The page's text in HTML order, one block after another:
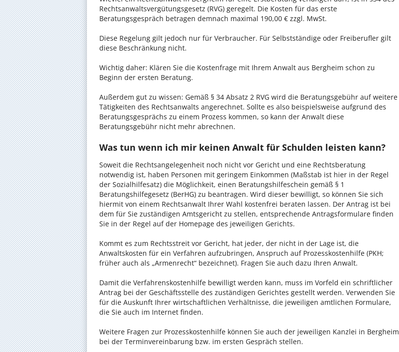
Rechtsanwaltsvergütungsgesetz (RVG) geregelt. Die Kosten für das erste
Beratungsgespräch betragen demnach maximal 190,00 € zzgl. MwSt.
Diese Regelung gilt jedoch nur für Verbraucher. Für Selbstständige oder Freiberufler gilt
diese Beschränkung nicht.
Wichtig daher: Klären Sie die Kostenfrage mit Ihrem Anwalt aus Bergheim schon zu
Beginn der ersten Beratung.
Außerdem gut zu wissen: Gemäß § 34 Absatz 2 RVG wird die Beratungsgebühr auf weitere
Tätigkeiten des Rechtsanwalts angerechnet. Sollte es also beispielsweise aufgrund des
Beratungsgesprächs zu einem Prozess kommen, so kann der Anwalt diese
Beratungsgebühr nicht mehr abrechnen.
Was tun wenn ich mir keinen Anwalt für Schulden leisten kann?
Soweit die Rechtsangelegenheit noch nicht vor Gericht und eine Rechtsberatung
notwendig ist, haben Personen mit geringem Einkommen (Maßstab ist hier in der Regel
der Sozialhilfesatz) die Möglichkeit, einen Beratungshilfeschein gemäß § 1
Beratungshilfegesetz (BerHG) zu beantragen. Wird dieser bewilligt, so können Sie sich
hiermit von einem Rechtsanwalt Ihrer Wahl kostenfrei beraten lassen. Der Antrag ist bei
dem für Sie zuständigen Amtsgericht zu stellen, entsprechende Antragsformulare finden
Sie in der Regel auf der Homepage des jeweiligen Gerichts.
Kommt es zum Rechtsstreit vor Gericht, hat jeder, der nicht in der Lage ist, die
Anwaltskosten für ein Verfahren aufzubringen, Anspruch auf Prozesskostenhilfe (PKH;
früher auch als „Armenrecht“ bezeichnet). Fragen Sie auch dazu Ihren Anwalt.
Damit die Verfahrenskostenhilfe bewilligt werden kann, muss im Vorfeld ein schriftlicher
Antrag bei der Geschäftsstelle des zuständigen Gerichtes gestellt werden. Verwenden Sie
für die Auskunft Ihrer wirtschaftlichen Verhältnisse, die jeweiligen amtlichen Formulare,
die Sie auch im Internet finden.
Weitere Fragen zur Prozesskostenhilfe können Sie auch der jeweiligen Kanzlei in Bergheim
bei der Terminvereinbarung bzw. im ersten Gespräch stellen.